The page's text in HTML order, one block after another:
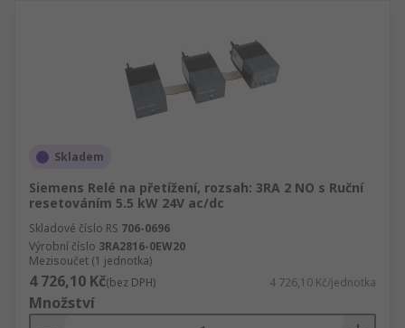
Skladem
Siemens Relé na přetížení, rozsah: 3RA 2 NO s Ruční
resetováním 5.5 kW 24V ac/dc
Skladové číslo RS 706-0696
Výrobní číslo 3RA2816-0EW20
Mezisoučet (1 jednotka)
4 726,10 Kč(bez DPH) 4 726,10 Kč/jednotka
Množství